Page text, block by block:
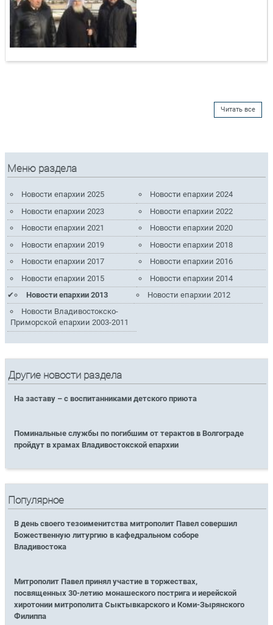
Читать все
Меню раздела
Новости епархии 2025
Новости епархии 2024
Новости епархии 2023
Новости епархии 2022
Новости епархии 2021
Новости епархии 2020
Новости епархии 2019
Новости епархии 2018
Новости епархии 2017
Новости епархии 2016
Новости епархии 2015
Новости епархии 2014
Новости епархии 2013
Новости епархии 2012
Новости Владивостокско-
Приморской епархии 2003-2011
Другие новости раздела
На заставу – с воспитанниками детского приюта
Поминальные службы по погибшим от терактов в Волгограде
пройдут в храмах Владивостокской епархии
Популярное
В день своего тезоименитства митрополит Павел совершил
Божественную литургию в кафедральном соборе
Владивостока
Митрополит Павел принял участие в торжествах,
посвященных 30-летию монашеского пострига и иерейской
хиротонии митрополита Сыктывкарского и Коми-Зырянского
Филиппа